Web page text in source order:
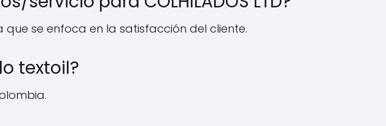
se enfoca en la satisfacción del cliente.
textoil?